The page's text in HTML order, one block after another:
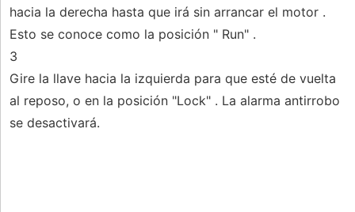
hacia la derecha hasta que irá sin arrancar el motor .
Esto se conoce como la posición " Run" .
3
Gire la llave hacia la izquierda para que esté de vuelta
al reposo, o en la posición "Lock" . La alarma antirrobo
se desactivará.